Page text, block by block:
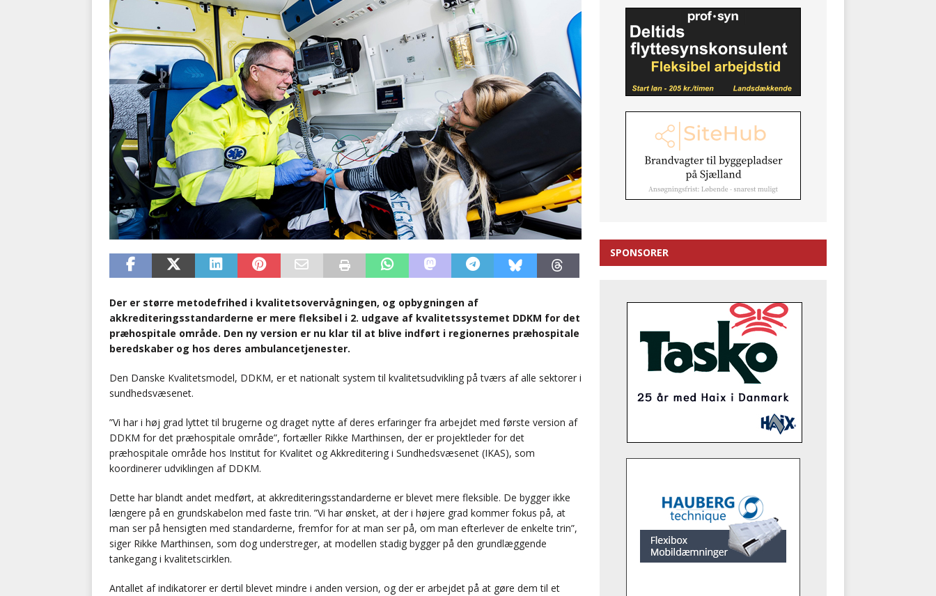
Der er større metodefrihed i kvalitetsovervågningen, og opbygningen af
akkrediteringsstandarderne er mere fleksibel i 2. udgave af kvalitetssystemet DDKM for det
præhospitale område. Den ny version er nu klar til at blive indført i regionernes præhospitale
beredskaber og hos deres ambulancetjenester.
Den Danske Kvalitetsmodel, DDKM, er et nationalt system til kvalitetsudvikling på tværs af alle sektorer i
sundhedsvæsenet.
”Vi har i høj grad lyttet til brugerne og draget nytte af deres erfaringer fra arbejdet med første version af
DDKM for det præhospitale område”, fortæller Rikke Marthinsen, der er projektleder for det
præhospitale område hos Institut for Kvalitet og Akkreditering i Sundhedsvæsenet (IKAS), som
koordinerer udviklingen af DDKM.
Dette har blandt andet medført, at akkrediteringsstandarderne er blevet mere fleksible. De bygger ikke
længere på en grundskabelon med faste trin. ”Vi har ønsket, at der i højere grad kommer fokus på, at
man ser på hensigten med standarderne, fremfor for at man ser på, om man efterlever de enkelte trin”,
siger Rikke Marthinsen, som dog understreger, at modellen stadig bygger på den grundlæggende
tankegang i kvalitetscirklen.
Antallet af indikatorer er dertil blevet mindre i anden version, og der er arbejdet på at gøre dem til et
SPONSORER